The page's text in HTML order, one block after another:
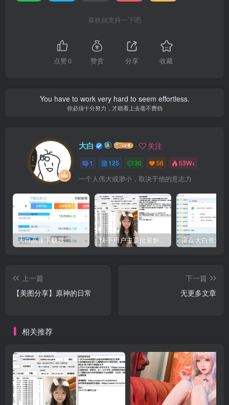
喜欢就支持一下吧
点赞0 赞赏 分享 收藏
You have to work very hard to seem effortless.
你必须十分努力，才能看上去毫不费劲
大白 关注
1 125 30 56 53W+
一个人伟大或渺小，取决于他的意志力
大白高速下载器 快手用户主页批量解析工具V2.3
上一篇
【美图分享】原神的日常
下一篇
无更多文章
相关推荐